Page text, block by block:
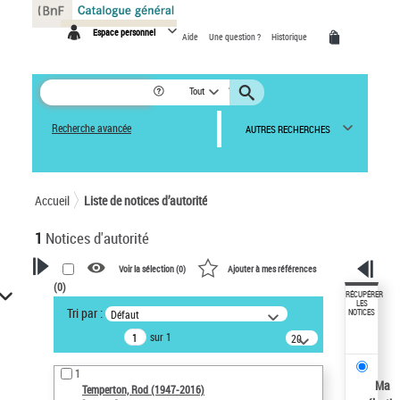
Espace personnel Aide Une question ? Historique
Tout
Recherche avancée AUTRES RECHERCHES
Accueil Liste de notices d’autorité
1 Notices d'autorité
VOTRE RECHERCHE
Recherche avancée dans les
notices d’autorité
Œuvres liées à l'auteur :
Temperton, Rod (1947-2016)
Voir la sélection (0) Ajouter à mes références
(0)
Tri par : Défaut
sur 1
20
résultats/page
1
Temperton, Rod (1947-2016)
RÉCUPÉRER
LES
NOTICES
Ma
Panneau de gestion des cookies